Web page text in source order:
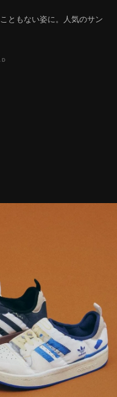
ともない姿に。人気のサン